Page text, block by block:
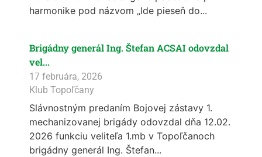
harmonike pod názvom „Ide pieseň do...
Brigádny generál Ing. Štefan ACSAI odovzdal
vel...
17 februára, 2026
Klub Topoľčany
Slávnostným predaním Bojovej zástavy 1.
mechanizovanej brigády odovzdal dňa 12.02.
2026 funkciu veliteľa 1.mb v Topoľčanoch
brigádny generál Ing. Štefan...